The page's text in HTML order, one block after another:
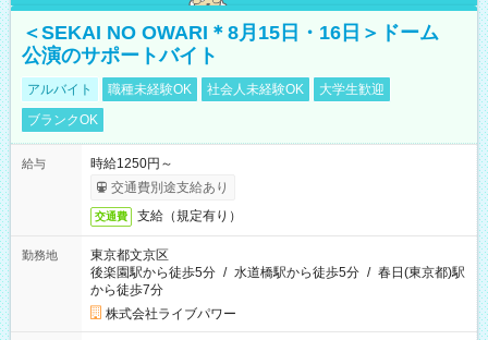
＜SEKAI NO OWARI＊8月15日・16日＞ドーム
公演のサポートバイト
アルバイト 職種未経験OK 社会人未経験OK
大学生歓迎
ブランクOK
給与
時給1250円～
交通費別途支給あり
交通費 支給（規定有り）
勤務地
東京都文京区
後楽園駅から徒歩5分 / 水道橋駅から徒歩5分 / 春日(東京都)駅
から徒歩7分
株式会社ライブパワー